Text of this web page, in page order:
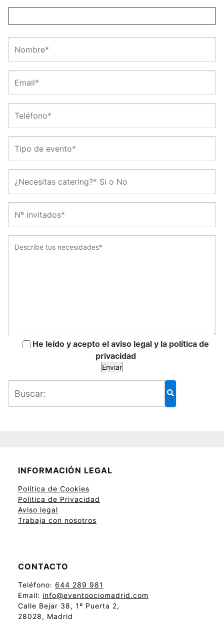
He leído y acepto el aviso legal y la política de
privacidad
INFORMACIÓN LEGAL
Política de Cookies
Politica de Privacidad
Aviso legal
Trabaja con nosotros
CONTACTO
Teléfono: 644 289 981
Email: info@eventoociomadrid.com
Calle Bejar 38, 1º Puerta 2,
28028, Madrid